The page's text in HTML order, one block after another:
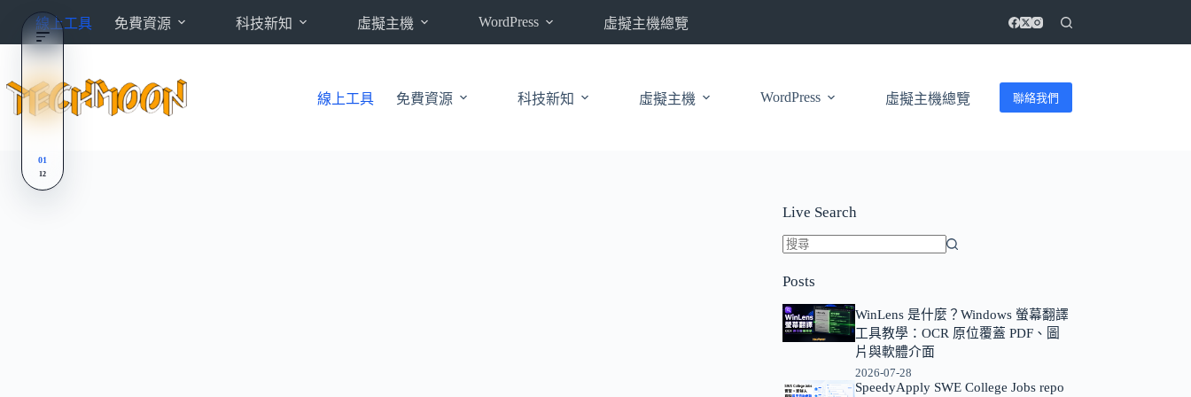
內
線上工具 免費資源 科技新知 虛擬主機 WordPress 虛擬主機總覽
線上工具 免費資源 科技新知 虛擬主機 WordPress 虛擬主機總覽 聯絡我們
Live Search
不
到
符
件
Posts
WinLens 是什麼？Windows 螢幕翻譯
工具教學：OCR 原位覆蓋 PDF、圖
片與軟體介面
2026-07-28
SpeedyApply SWE College Jobs repo
01
12